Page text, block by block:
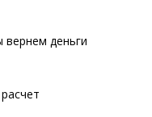
деньги